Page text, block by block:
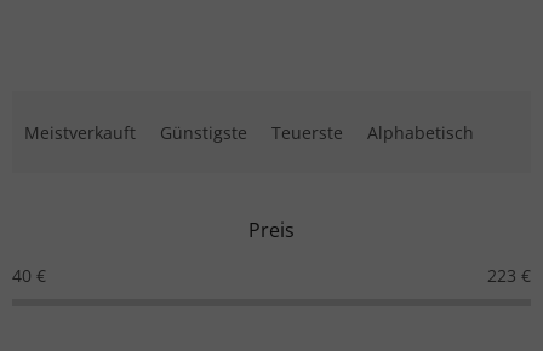
Meistverkauft Günstigste Teuerste Alphabetisch
Preis
40 € 223 €